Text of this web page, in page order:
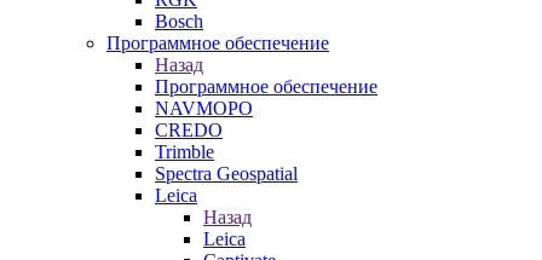
Bosch
Программное обеспечение
Назад
Программное обеспечение
NAVMOPO
CREDO
Trimble
Spectra Geospatial
Leica
Назад
Leica